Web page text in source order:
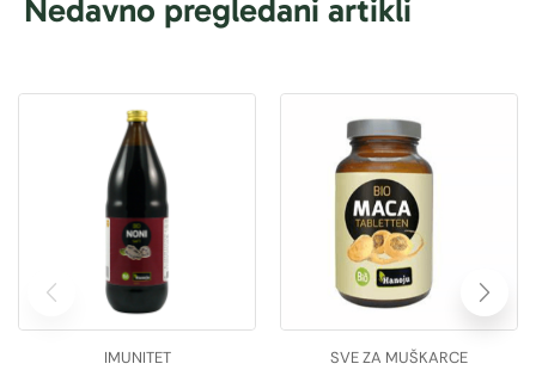
Nedavno pregledani artikli
IMUNITET SVE ZA MUŠKARCE